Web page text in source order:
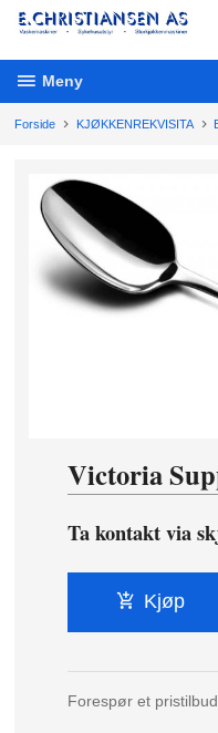
Gå
innholdet
Meny
Forside KJØKKENREKVISITA
Victoria
Ta kontakt via
Kjøp
Forespør et